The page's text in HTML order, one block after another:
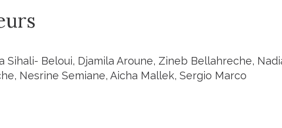
Sihali- Beloui, Djamila Aroune, Zineb Bellahreche,
Nesrine Semiane, Aicha Mallek, Sergio Marco